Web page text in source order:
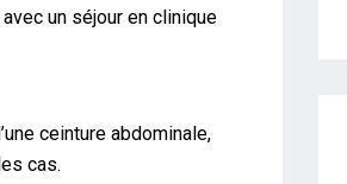
un séjour en clinique
ceinture abdominale,
cas.